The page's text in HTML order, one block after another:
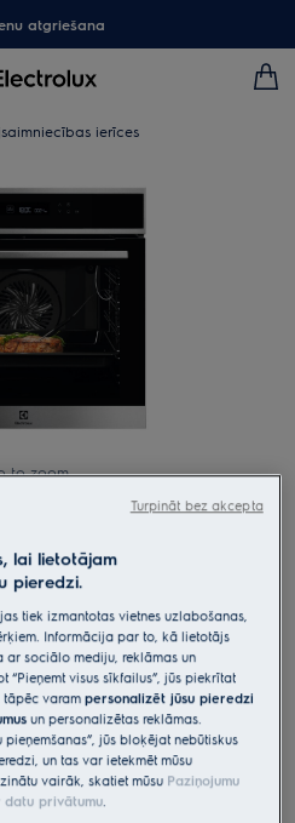
atgriešana
ierīces
to zoom
pirolīzi ar
Ražojuma informācijas lapa
temperatūras sensoru uzrauga ēdiena
lai lietotājam
pieredzi.
tiek izmantotas vietnes uzlabošanas,
Informācija par to, kā lietotājs
sociālo mediju, reklāmas un
visus sīkfailus”, jūs piekrītat
tāpēc varampersonalizēt jūsu pieredzi
un personalizētas reklāmas.
jūs bloķējat nebūtiskus
un tas var ietekmēt mūsu
vairāk, skatiet mūsu Paziņojumu
datu privātumu.
Turpināt bez akcepta